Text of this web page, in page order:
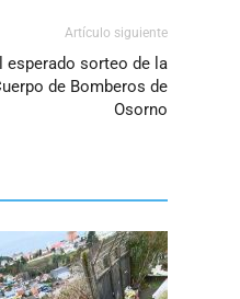
Artículo siguiente
esperado sorteo de la
de Bomberos de
Osorno